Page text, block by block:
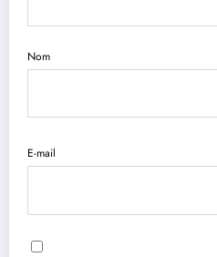
Nom
E-mail